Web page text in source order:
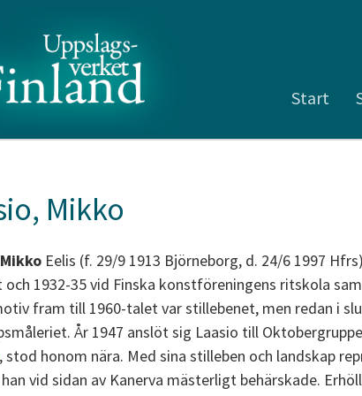
Start
Mikko
Eelis (f. 29/9 1913 Björneborg, d. 24/6 1997
1932-35 vid Finska konstföreningens ritskola
fram till 1960-talet var stillebenet, men redan i
År 1947 anslöt sig Laasio till
, stod honom nära. Med sina stilleben och landskap
vid sidan av Kanerva mästerligt behärskade.